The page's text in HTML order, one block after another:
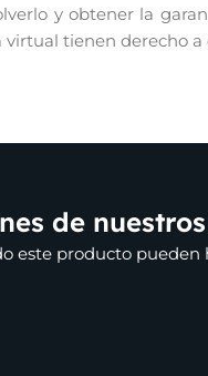
y obtener la
tienen derecho
de
este producto pueden